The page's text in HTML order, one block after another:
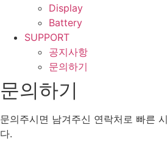
Display
Battery
SUPPORT
공지사항
문의하기
문의하기
문의주시면 남겨주신 연락처로 빠른
다.